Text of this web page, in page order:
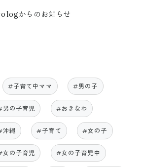
からのお知らせ
#子育て中ママ #男の子
男の子育児 #おきなわ
沖縄 #子育て #女の子
女の子育児 #女の子育児中